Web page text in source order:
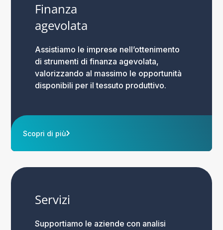
Finanza
agevolata
Assistiamo le imprese nell’ottenimento
di strumenti di finanza agevolata,
valorizzando al massimo le opportunità
disponibili per il tessuto produttivo.
Scopri di più
Servizi
Supportiamo le aziende con analisi